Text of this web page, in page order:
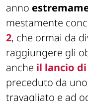
anno
mestamente
2, che ormai da
raggiungere gli
anche il lancio
preceduto da
travagliato e ad